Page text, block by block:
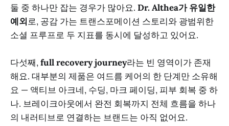
둘 중 하나만 잡는 경우가 많아요. Dr. Althea가 유일한
예외로, 공감 가는 트랜스포메이션 스토리와 광범위한
소셜 프루프로 두 지표를 동시에 달성하고 있어요.
다섯째,full recovery journey라는 빈 영역이가 존재
해요. 대부분의 제품은 여드름 케어의 한 단계만 소유해
요 — 액티브 아크네, 수딩, 마크 페이딩, 피부 회복 중 하
나. 브레이크아웃에서 완전 회복까지 전체 흐름을 하나
의 내러티브로 연결하는 브랜드는 아직 없어요.